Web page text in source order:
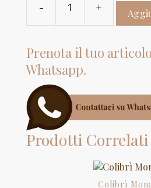
-
LAB
quantità
+
Prenota il tuo
Whatsapp.
Prodotti Correlati
Colibrì